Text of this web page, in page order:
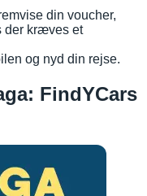
din voucher,
der kræves et
og nyd din rejse.
FindYCars